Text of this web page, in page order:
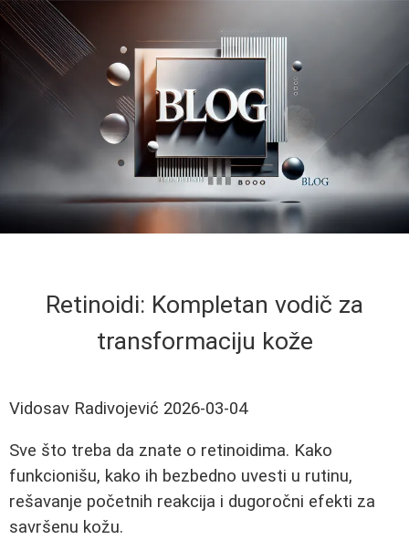
Retinoidi: Kompletan vodič za
transformaciju kože
Vidosav Radivojević 2026-03-04
Sve što treba da znate o retinoidima. Kako
funkcionišu, kako ih bezbedno uvesti u rutinu,
rešavanje početnih reakcija i dugoročni efekti za
savršenu kožu.